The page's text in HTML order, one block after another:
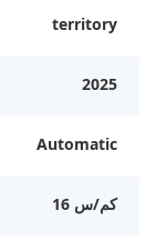
territory
2025
Automatic
16 كم/س